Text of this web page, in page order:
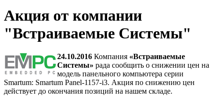
Акция от компании
"Встраиваемые Системы"
24.10.2016 Компания «Встраиваемые
Системы» рада сообщить о снижении цен на
модель панельного компьютера серии
Smartum: Smartum Panel-1157-i3. Акция по снижению цен
действует до окончания позиций на нашем складе.